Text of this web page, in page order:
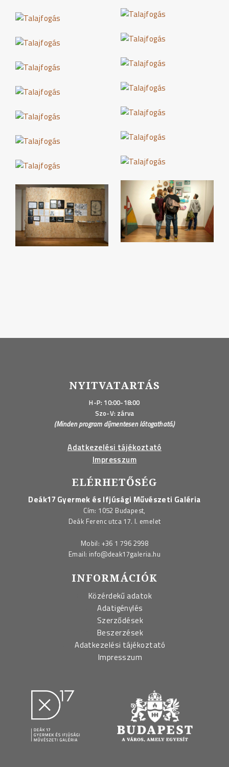
NYITVATARTÁS
H-P: 10:00-18:00
Szo-V: zárva
(Minden program díjmentesen látogatható.)
Adatkezelési tájékoztató
Impresszum
ELÉRHETŐSÉG
Deák17 Gyermek és Ifjúsági Művészeti Galéria
Cím: 1052 Budapest,
Deák Ferenc utca 17. I. emelet
Mobil: +36 1 796 2998
Email: info@deak17galeria.hu
INFORMÁCIÓK
Közérdekű adatok
Adatigénylés
Szerződések
Beszerzések
Adatkezelési tájékoztató
Impresszum